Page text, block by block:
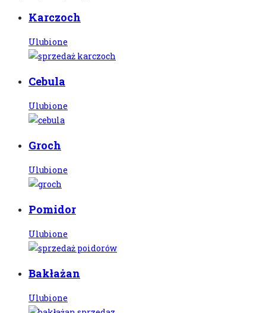
Karczoch
Ulubione
Cebula
Ulubione
Groch
Ulubione
Pomidor
Ulubione
Bakłażan
Ulubione